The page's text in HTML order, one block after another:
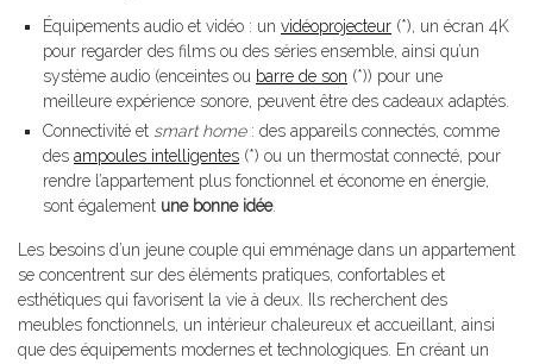
Équipements audio et vidéo : un vidéoprojecteur (*), un écran 4K
pour regarder des films ou des séries ensemble, ainsi qu’un
système audio (enceintes ou barre de son (*)) pour une
meilleure expérience sonore, peuvent être des cadeaux adaptés.
Connectivité et smart home: des appareils connectés, comme
des ampoules intelligentes (*) ou un thermostat connecté, pour
rendre l’appartement plus fonctionnel et économe en énergie,
sont également une bonne idée.
Les besoins d’un jeune couple qui emménage dans un appartement
se concentrent sur des éléments pratiques, confortables et
esthétiques qui favorisent la vie à deux. Ils recherchent des
meubles fonctionnels, un intérieur chaleureux et accueillant, ainsi
que des équipements modernes et technologiques. En créant un